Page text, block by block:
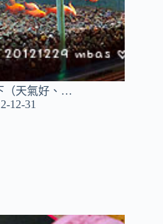
（天氣好、…
12-31